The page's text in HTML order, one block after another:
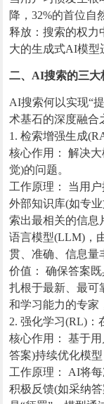
降，32%的首位
释放：搜索的权力
大的生成式AI模型
二、AI搜索的三大
AI搜索何以实现“
术基石的深度融合
1. 检索增强生成
核心作用： 解决
觉)的问题。
工作原理： 当用
外部知识库(如专
索出最相关的信息
语言模型(LLM)，
贯、准确、信息量
价值： 确保答案
扎根于最新、最可
和学习能力的专家
2. 强化学习(RL)：
核心作用： 基于
答案)持续优化模
工作原理： AI将
积极反馈(如采纳